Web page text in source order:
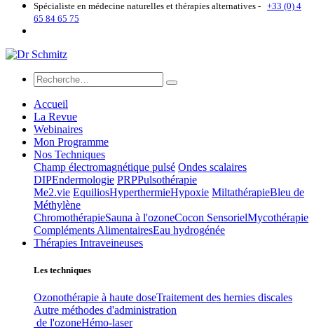
Spécialiste en médecine naturelles et thérapies alternatives - +33 (0) 4
65 84 65 75
Accueil
La Revue
Webinaires
Mon Programme
Nos Techniques
Champ électromagnétique pulsé Ondes scalaires
DIPEndermologie PRPPulsothérapie
Me2.vie EquiliosHyperthermieHypoxie MiltathérapieBleu de
Méthylène
ChromothérapieSauna à l'ozoneCocon SensorielMycothérapie
Compléments AlimentairesEau hydrogénée
Thérapies Intraveineuses
Les techniques
Ozonothérapie à haute doseTraitement des hernies discales
Autre méthodes d'administration
de l'ozoneHémo-laser